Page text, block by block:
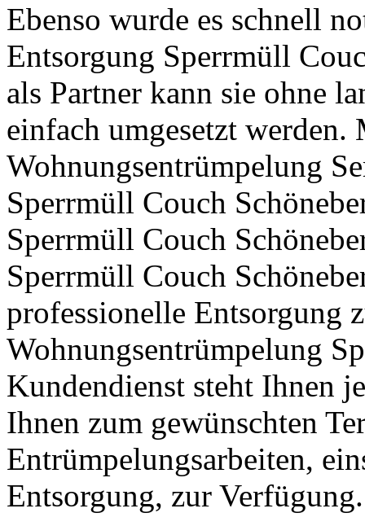
Ebenso wurde es schnell
Entsorgung Sperrmüll
als Partner kann sie ohne
einfach umgesetzt werden.
Wohnungsentrümpelung
Sperrmüll Couch
Sperrmüll Couch
Sperrmüll Couch
professionelle Entsorgung
Wohnungsentrümpelung
Kundendienst steht Ihnen
Ihnen zum gewünschten
Entrümpelungsarbeiten,
Entsorgung, zur Verfügung.